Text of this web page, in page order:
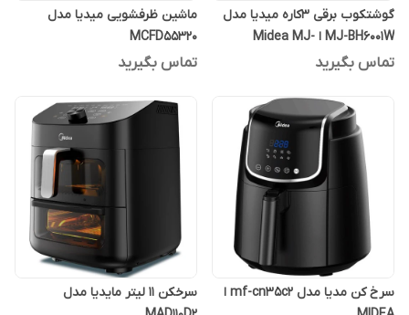
گوشتکوب برقی 3کاره میدیا مدل
MJ-BH6001W ا Midea MJ-
BH6001W Hand Blender
تماس بگیرید
ماشین ظرفشویی میدیا مدل
MCFD55320
تماس بگیرید
سرخ کن مدیا مدل mf-cn35c2 ا
سرخکن 11 لیتر مایدیا مدل